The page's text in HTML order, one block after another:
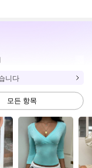
니다
모든 항목